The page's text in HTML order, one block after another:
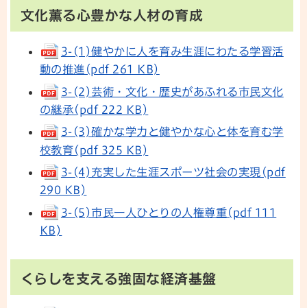
文化薫る心豊かな人材の育成
3-(1)健やかに人を育み生涯にわたる学習活
動の推進(pdf 261 KB)
3-(2)芸術・文化・歴史があふれる市民文化
の継承(pdf 222 KB)
3-(3)確かな学力と健やかな心と体を育む学
校教育(pdf 325 KB)
3-(4)充実した生涯スポーツ社会の実現(pdf
290 KB)
3-(5)市民一人ひとりの人権尊重(pdf 111
KB)
くらしを支える強固な経済基盤